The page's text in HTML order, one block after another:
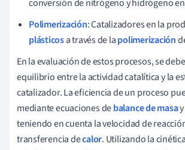
conversión de nitrógeno y hidrógeno
Polimerización: Catalizadores en la
plásticosa través de lapolimerización
En la evaluación de estos procesos, se
equilibrio entre la actividad catalítica y la
catalizador. La eficiencia de un proceso
mediante ecuaciones debalance de masay
teniendo en cuenta la velocidad de
transferencia decalor. Utilizando la